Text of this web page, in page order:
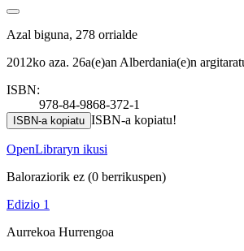
Azal biguna, 278 orrialde
2012ko aza. 26a(e)an Alberdania(e)n
ISBN:
978-84-9868-372-1
ISBN-a kopiatu ISBN-a kopiatu!
OpenLibraryn ikusi
Baloraziorik ez (0 berrikuspen)
Edizio 1
Aurrekoa Hurrengoa